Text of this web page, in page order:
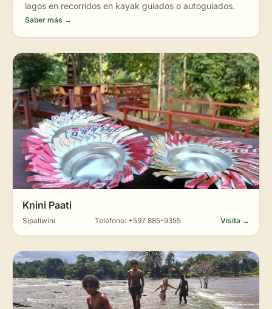
lagos en recorridos en kayak guiados o autoguiados.
Saber más →
Knini Paati
Sipaliwini Teléfono: +597 885-9355 Visita →